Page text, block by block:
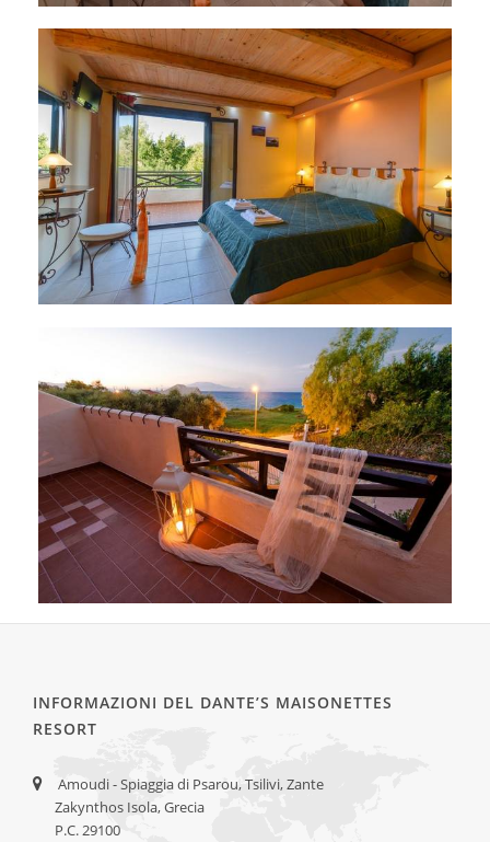
INFORMAZIONI DEL DANTE’S MAISONETTES
RESORT
Amoudi - Spiaggia di Psarou, Tsilivi, Zante
Zakynthos Isola, Grecia
P.C. 29100